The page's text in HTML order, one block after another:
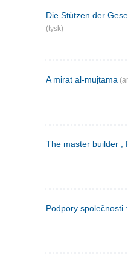
Die Stützen der
(tysk)
A mirat al-mujtama
The master builder ;
Podpory společnosti